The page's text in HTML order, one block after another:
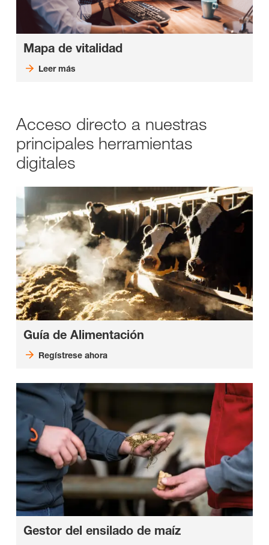
Mapa de vitalidad
Leer más
Acceso directo a nuestras
principales herramientas
digitales
Guía de Alimentación
Regístrese ahora
Gestor del ensilado de maíz